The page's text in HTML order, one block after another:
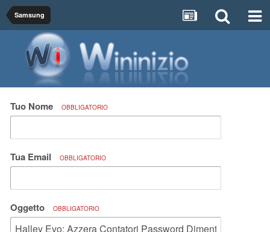
Samsung
Tuo Nome OBBLIGATORIO
Tua Email OBBLIGATORIO
Oggetto OBBLIGATORIO